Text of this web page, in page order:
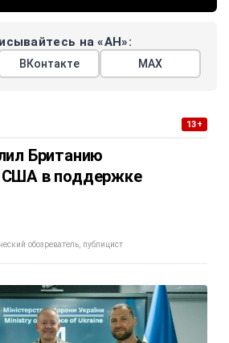
на «АН»:
ВКонтакте МАХ
13+
Британию
в поддержке
обозреватель, публицист